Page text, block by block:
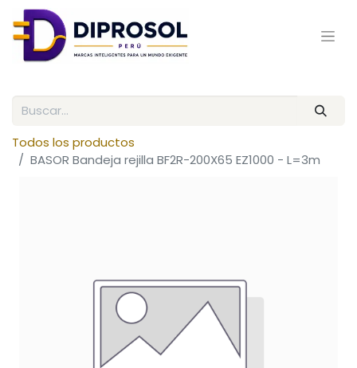
Todos los productos
BASOR Bandeja rejilla BF2R-200X65 EZ1000 - L=3m